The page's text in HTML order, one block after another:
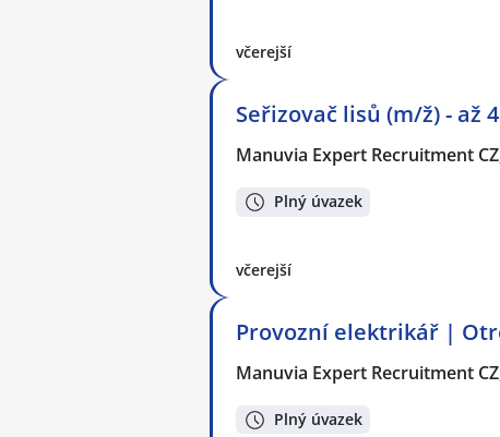
včerejší
Seřizovač lisů (m/ž) - až
Manuvia Expert Recruitment
Plný úvazek
včerejší
Provozní elektrikář |
Manuvia Expert Recruitment
Plný úvazek